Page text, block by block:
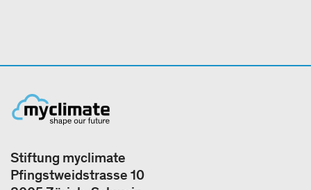
Stiftung myclimate
Pfingstweidstrasse 10